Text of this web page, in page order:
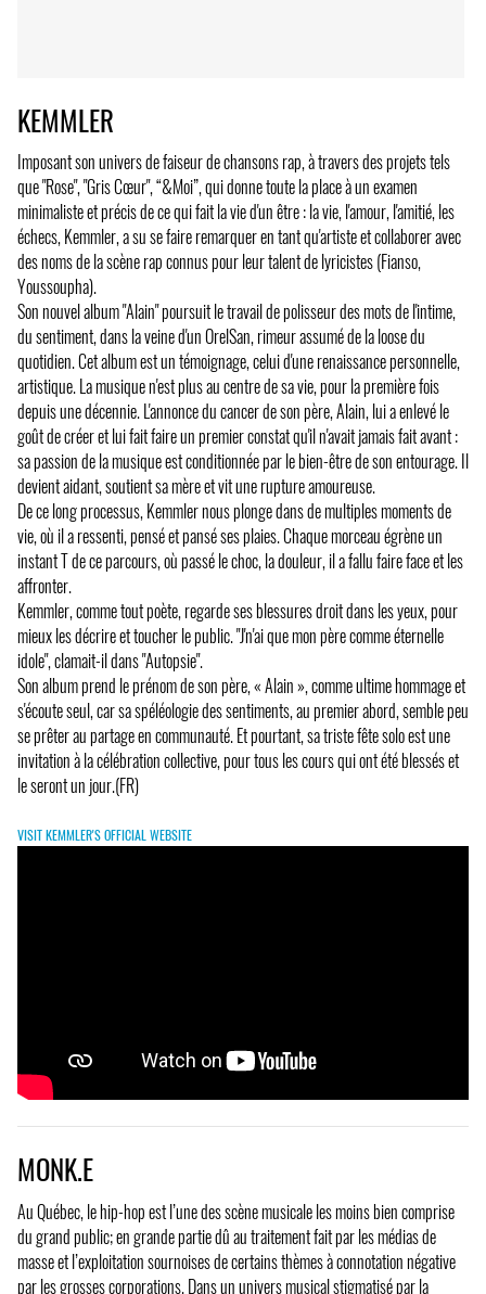
KEMMLER
Imposant son univers de faiseur de chansons rap, à travers des projets tels
que "Rose", "Gris Cœur", “&Moi”, qui donne toute la place à un examen
minimaliste et précis de ce qui fait la vie d'un être : la vie, l'amour, l'amitié, les
échecs, Kemmler, a su se faire remarquer en tant qu'artiste et collaborer avec
des noms de la scène rap connus pour leur talent de lyricistes (Fianso,
Youssoupha).
Son nouvel album "Alain" poursuit le travail de polisseur des mots de l'intime,
du sentiment, dans la veine d'un OrelSan, rimeur assumé de la loose du
quotidien. Cet album est un témoignage, celui d'une renaissance personnelle,
artistique. La musique n'est plus au centre de sa vie, pour la première fois
depuis une décennie. L'annonce du cancer de son père, Alain, lui a enlevé le
goût de créer et lui fait faire un premier constat qu'il n'avait jamais fait avant :
sa passion de la musique est conditionnée par le bien-être de son entourage. Il
devient aidant, soutient sa mère et vit une rupture amoureuse.
De ce long processus, Kemmler nous plonge dans de multiples moments de
vie, où il a ressenti, pensé et pansé ses plaies. Chaque morceau égrène un
instant T de ce parcours, où passé le choc, la douleur, il a fallu faire face et les
affronter.
Kemmler, comme tout poète, regarde ses blessures droit dans les yeux, pour
mieux les décrire et toucher le public. "J'n'ai que mon père comme éternelle
idole", clamait-il dans "Autopsie".
Son album prend le prénom de son père, « Alain », comme ultime hommage et
s'écoute seul, car sa spéléologie des sentiments, au premier abord, semble peu
se prêter au partage en communauté. Et pourtant, sa triste fête solo est une
invitation à la célébration collective, pour tous les cours qui ont été blessés et
le seront un jour.(FR)
VISIT KEMMLER'S OFFICIAL WEBSITE
MONK.E
Au Québec, le hip-hop est l’une des scène musicale les moins bien comprise
du grand public; en grande partie dû au traitement fait par les médias de
masse et l’exploitation sournoises de certains thèmes à connotation négative
par les grosses corporations. Dans un univers musical stigmatisé par la